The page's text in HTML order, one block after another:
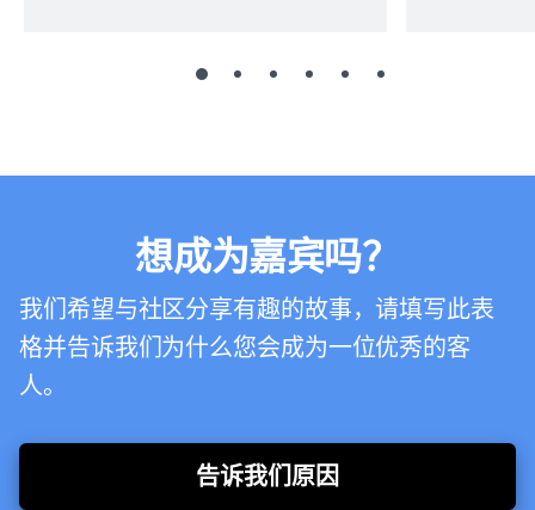
想成为嘉宾吗？
我们希望与社区分享有趣的故事，请填写此表
格并告诉我们为什么您会成为一位优秀的客
人。
告诉我们原因